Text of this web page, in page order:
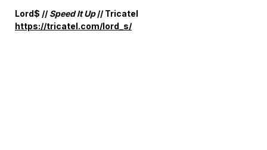
Lord$ // Speed It Up// Tricatel
https://tricatel.com/lord_s/